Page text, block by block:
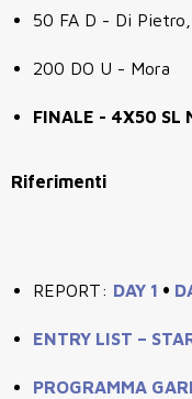
50 FA D - Di
200 DO U - Mora
FINALE - 4X50 SL
Riferimenti
REPORT: DAY 1 •
ENTRY LIST –
PROGRAMMA